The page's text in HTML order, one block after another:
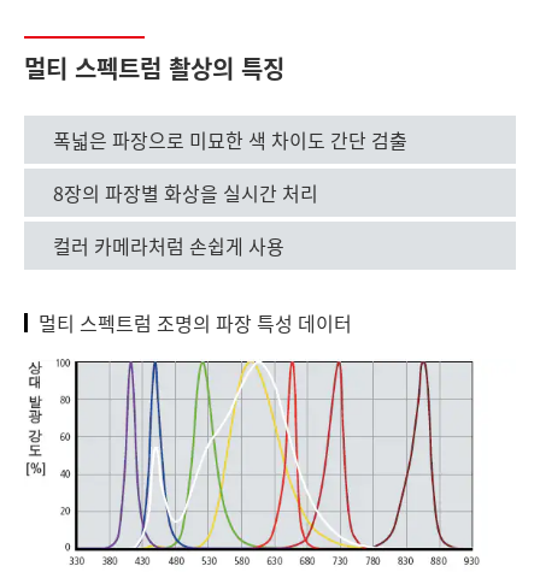
멀티 스펙트럼 촬상의 특징
폭넓은 파장으로 미묘한 색 차이도 간단 검출
8장의 파장별 화상을 실시간 처리
컬러 카메라처럼 손쉽게 사용
멀티 스펙트럼 조명의 파장 특성 데이터